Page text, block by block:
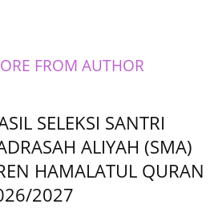
FROM AUTHOR
SELEKSI SANTRI
ALIYAH (SMA)
HAMALATUL QURAN
2027